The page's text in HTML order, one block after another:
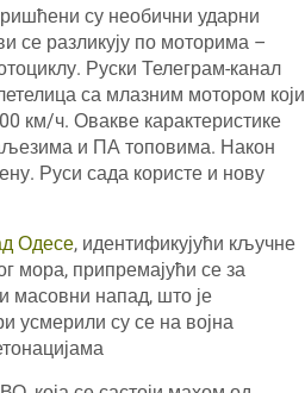
су необични ударни
се разликују по моторима –
Руски Телеграм-канал
са млазним мотором који
км/ч. Овакве карактеристике
и ПА топовима. Након
Руси сада користе и нову
Одесе, идентификујући кључне
мора, припремајући се за
масовни напад, што је
усмерили су се на војна